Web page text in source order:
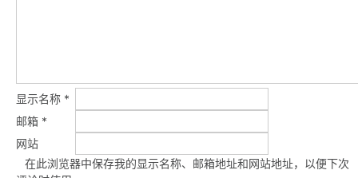
显示名称 *
邮箱 *
网站
在此浏览器中保存我的显示名称、邮箱地址和网站地址，以便下次